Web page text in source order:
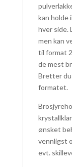
kan holde
hver side.
men kan
til format
de mest
Bretter du
formatet.
ønsket
vennligst
evt.